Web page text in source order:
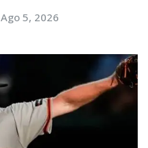
Ago 5, 2026